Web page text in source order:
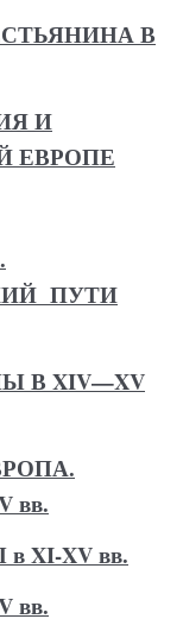
В
И
ЕВРОПЕ
ПУТИ
В XIV—XV
вв.
XI-XV вв.
вв.